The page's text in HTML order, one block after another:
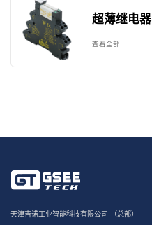
超薄继电器
查看全部
天津吉诺工业智能科技有限公司 （总部）